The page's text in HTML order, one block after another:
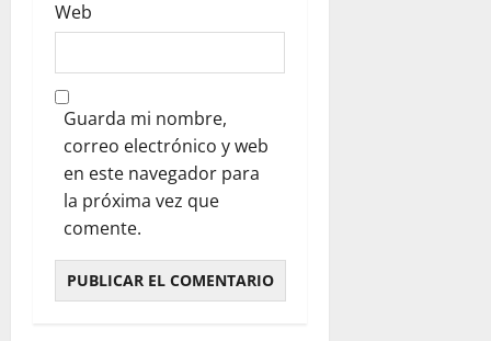
Web
Guarda mi nombre,
correo electrónico y web
en este navegador para
la próxima vez que
comente.